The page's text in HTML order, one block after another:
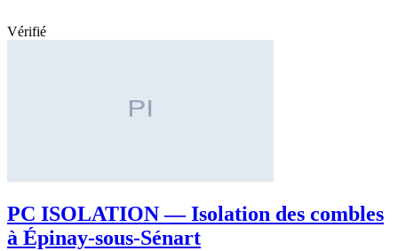
Vérifié
PC ISOLATION — Isolation des combles
à Épinay-sous-Sénart